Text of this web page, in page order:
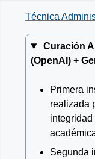
Técnica
Curación
(OpenAI) +
Primera
realizada
integridad
Segunda